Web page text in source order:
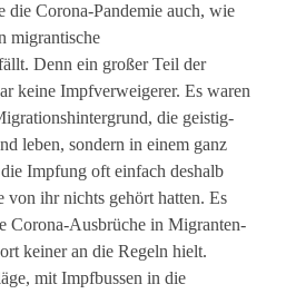
die Corona-Pandemie auch, wie
migrantische
Denn ein großer Teil der
keine Impfverweigerer. Es waren
die geistig-
leben, sondern in einem ganz
Impfung oft einfach deshalb
von ihr nichts gehört hatten. Es
Corona-Ausbrüche in Migranten-
keiner an die Regeln hielt.
mit Impfbussen in die